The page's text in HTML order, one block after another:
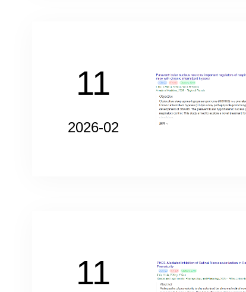
11
2026-02
11